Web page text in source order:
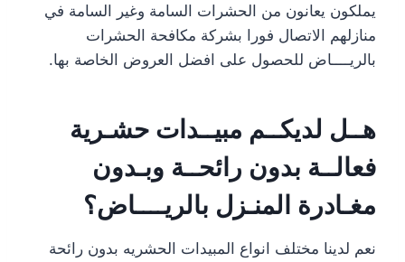
يملكون يعانون من الحشرات السامة وغير السامة في
منازلهم الاتصال فورا بشركة مكافحة الحشرات
بالريــــاض للحصول على افضل العروض الخاصة بها.
هــل لديكــم مبيــدات حشـرية
فعالــة بدون رائحــة وبـدون
مغـادرة المنـزل بالريــــاض؟
نعم لدينا مختلف انواع المبيدات الحشريه بدون رائحة